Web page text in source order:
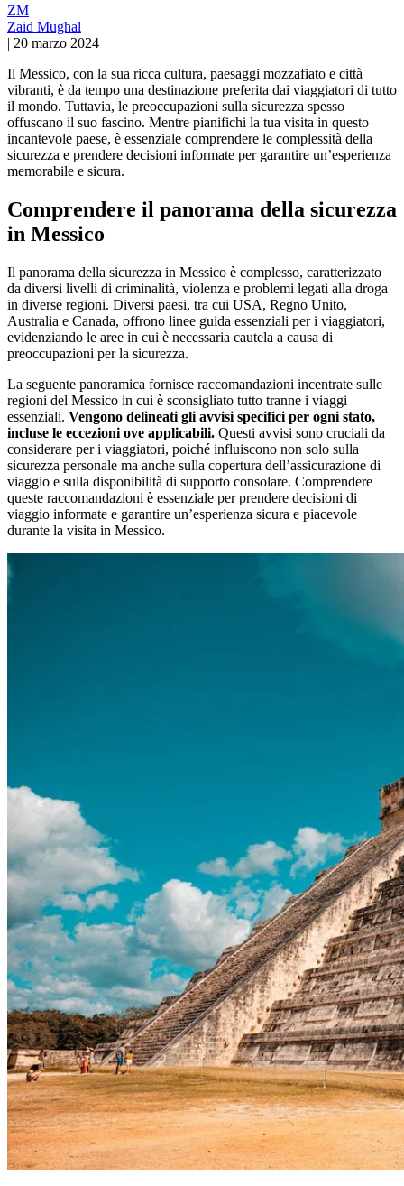
ZM
Zaid Mughal
| 20 marzo 2024
Il Messico, con la sua ricca cultura, paesaggi mozzafiato e città
vibranti, è da tempo una destinazione preferita dai viaggiatori di tutto
il mondo. Tuttavia, le preoccupazioni sulla sicurezza spesso
offuscano il suo fascino. Mentre pianifichi la tua visita in questo
incantevole paese, è essenziale comprendere le complessità della
sicurezza e prendere decisioni informate per garantire un’esperienza
memorabile e sicura.
Comprendere il panorama della sicurezza
in Messico
Il panorama della sicurezza in Messico è complesso, caratterizzato
da diversi livelli di criminalità, violenza e problemi legati alla droga
in diverse regioni. Diversi paesi, tra cui USA, Regno Unito,
Australia e Canada, offrono linee guida essenziali per i viaggiatori,
evidenziando le aree in cui è necessaria cautela a causa di
preoccupazioni per la sicurezza.
La seguente panoramica fornisce raccomandazioni incentrate sulle
regioni del Messico in cui è sconsigliato tutto tranne i viaggi
essenziali. Vengono delineati gli avvisi specifici per ogni stato,
incluse le eccezioni ove applicabili. Questi avvisi sono cruciali da
considerare per i viaggiatori, poiché influiscono non solo sulla
sicurezza personale ma anche sulla copertura dell’assicurazione di
viaggio e sulla disponibilità di supporto consolare. Comprendere
queste raccomandazioni è essenziale per prendere decisioni di
viaggio informate e garantire un’esperienza sicura e piacevole
durante la visita in Messico.